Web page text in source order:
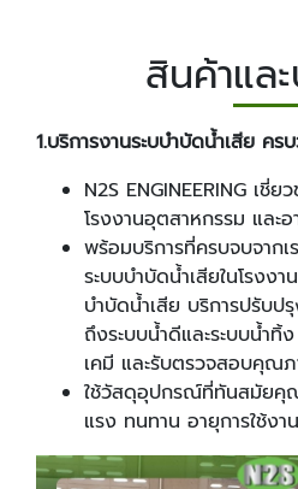
สินค้าแล
1.บริการงานระบบำบัดน้ำเสีย คร
N2S ENGINEERING เชี่
โรงงานอุตสาหกรรม และ
พร้อมบริการที่ครบจบจาก
ระบบบำบัดน้ำเสียในโรงง
บำบัดน้ำเสีย บริการปรับป
ถึงระบบน้ำดีและระบบน้ำ
เคมี และรับตรวจสอบคุณ
ใช้วัสดุอุปกรณ์ที่ทันสมัยคุ
แรง ทนทาน อายุการใช้ง